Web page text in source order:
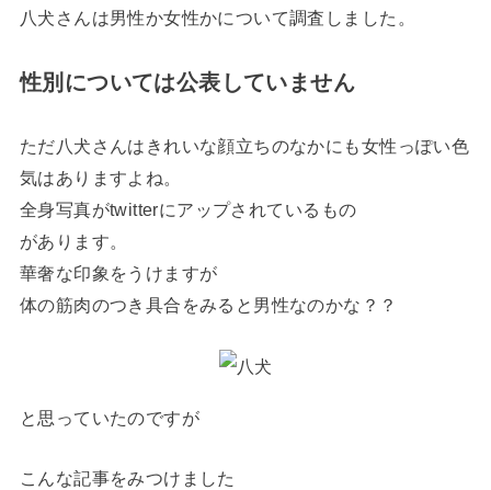
八犬さんは男性か女性かについて調査しました。
性別については公表していません
ただ八犬さんはきれいな顔立ちのなかにも女性っぽい色
気はありますよね。
全身写真がtwitterにアップされているもの
があります。
華奢な印象をうけますが
体の筋肉のつき具合をみると男性なのかな？？
と思っていたのですが
こんな記事をみつけました